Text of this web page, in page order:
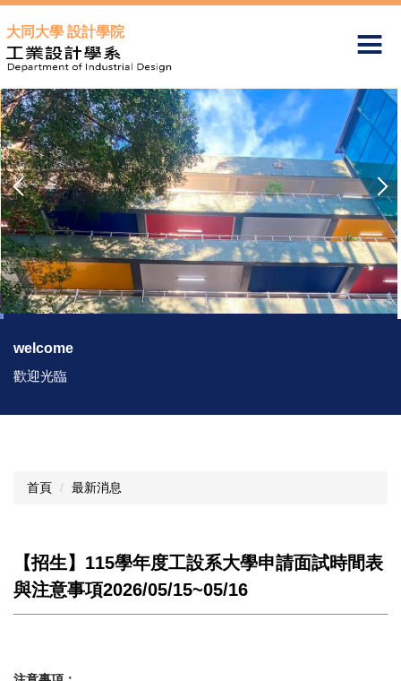
到
主
要
內
容
區
大同大學 設計學院
welcome
歡迎光臨
首頁 最新消息
【招生】115學年度工設系大學申請面試時間表
與注意事項2026/05/15~05/16